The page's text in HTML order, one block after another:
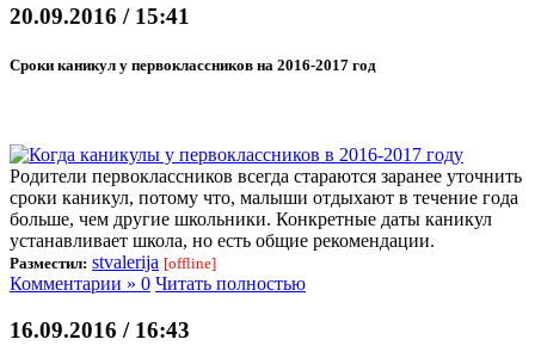
20.09.2016 / 15:41
Сроки каникул у первоклассников на 2016-2017 год
Родители первоклассников всегда стараются заранее уточнить
сроки каникул, потому что, малыши отдыхают в течение года
больше, чем другие школьники. Конкретные даты каникул
устанавливает школа, но есть общие рекомендации.
Разместил: stvalerija [offline]
Комментарии » 0 Читать полностью
16.09.2016 / 16:43